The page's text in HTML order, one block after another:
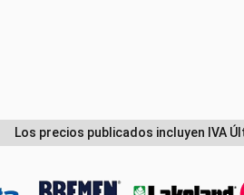
Los precios publicados incluyen IVA